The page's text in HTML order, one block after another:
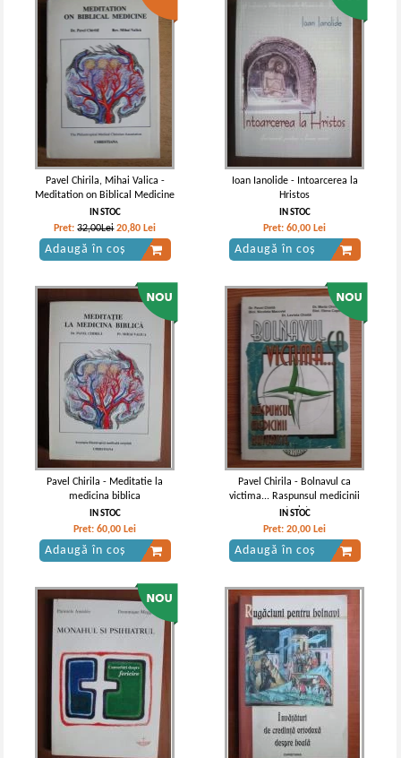
Pavel Chirila, Mihai Valica -
Meditation on Biblical Medicine
IN STOC
Pret:32,00Lei 20,80 Lei
Adaugă în coș
Ioan Ianolide - Intoarcerea la
Hristos
IN STOC
Pret:60,00 Lei
Adaugă în coș
Pavel Chirila - Meditatie la
medicina biblica
IN STOC
Pret:60,00 Lei
Adaugă în coș
Pavel Chirila - Bolnavul ca
victima... Raspunsul medicinii
naturiste
IN STOC
Pret:20,00 Lei
Adaugă în coș